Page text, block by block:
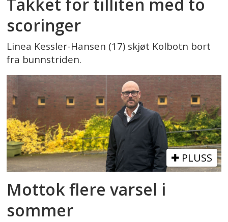
scoringer
Linea Kessler-Hansen (17) skjøt Kolbotn bort
fra bunnstriden.
PLUSS
Mottok flere varsel i
sommer